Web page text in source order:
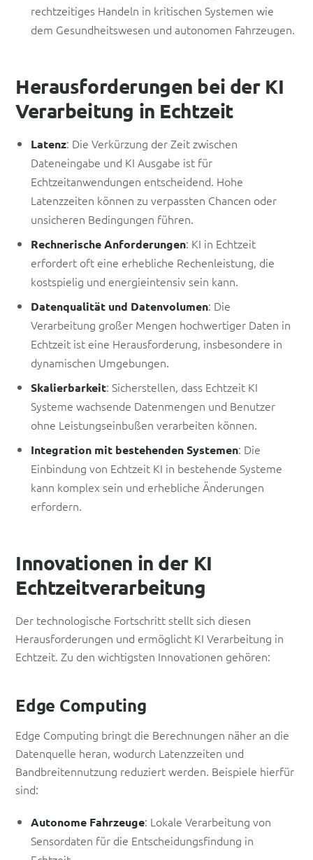
rechtzeitiges Handeln in kritischen Systemen wie
dem Gesundheitswesen und autonomen Fahrzeugen.
Herausforderungen bei der KI
Verarbeitung in Echtzeit
Latenz: Die Verkürzung der Zeit zwischen
Dateneingabe und KI Ausgabe ist für
Echtzeitanwendungen entscheidend. Hohe
Latenzzeiten können zu verpassten Chancen oder
unsicheren Bedingungen führen.
Rechnerische Anforderungen: KI in Echtzeit
erfordert oft eine erhebliche Rechenleistung, die
kostspielig und energieintensiv sein kann.
Datenqualität und Datenvolumen: Die
Verarbeitung großer Mengen hochwertiger Daten in
Echtzeit ist eine Herausforderung, insbesondere in
dynamischen Umgebungen.
Skalierbarkeit: Sicherstellen, dass Echtzeit KI
Systeme wachsende Datenmengen und Benutzer
ohne Leistungseinbußen verarbeiten können.
Integration mit bestehenden Systemen: Die
Einbindung von Echtzeit KI in bestehende Systeme
kann komplex sein und erhebliche Änderungen
erfordern.
Innovationen in der KI
Echtzeitverarbeitung
Der technologische Fortschritt stellt sich diesen
Herausforderungen und ermöglicht KI Verarbeitung in
Echtzeit. Zu den wichtigsten Innovationen gehören:
Edge Computing
Edge Computing bringt die Berechnungen näher an die
Datenquelle heran, wodurch Latenzzeiten und
Bandbreitennutzung reduziert werden. Beispiele hierfür
sind:
Autonome Fahrzeuge: Lokale Verarbeitung von
Sensordaten für die Entscheidungsfindung in